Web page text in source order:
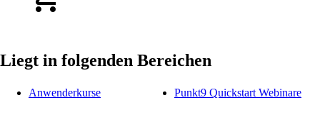
Liegt in folgenden Bereichen
Anwenderkurse Punkt9 Quickstart Webinare